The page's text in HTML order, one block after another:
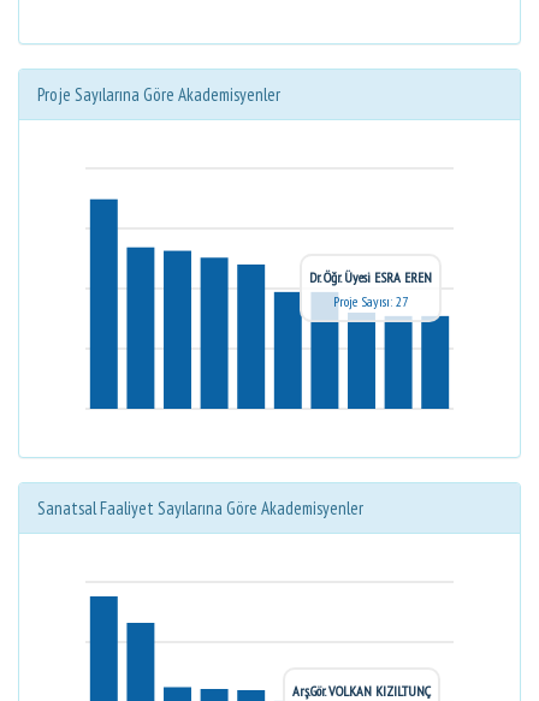
Proje Sayılarına Göre Akademisyenler
Dr. Öğr. Üyesi ESRA EREN
Proje Sayısı: 27
Sanatsal Faaliyet Sayılarına Göre Akademisyenler
Arş.Gör. VOLKAN KIZILTUNÇ